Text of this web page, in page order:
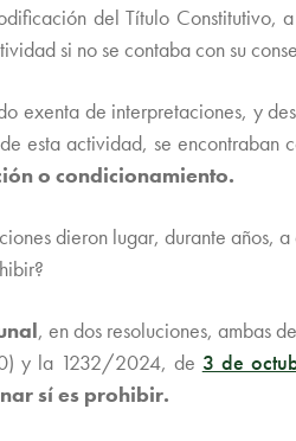
del Título
si no se contaba con su
exenta de interpretaciones, y
esta actividad, se encontraban
o condicionamiento.
dieron lugar, durante años,
, en dos resoluciones, ambas
y la 1232/2024, de 3 de
sí es prohibir.